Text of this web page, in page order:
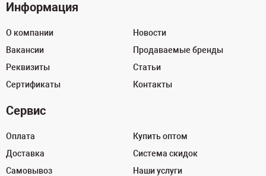
Информация
О компании
Вакансии
Реквизиты
Сертификаты
Новости
Продаваемые бренды
Статьи
Контакты
Сервис
Оплата
Доставка
Самовывоз
Купить оптом
Система скидок
Наши услуги